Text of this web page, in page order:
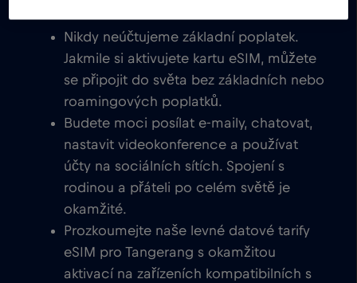
Nikdy neúčtujeme základní poplatek.
Jakmile si aktivujete kartu eSIM, můžete
se připojit do světa bez základních nebo
roamingových poplatků.
Budete moci posílat e-maily, chatovat,
nastavit videokonference a používat
účty na sociálních sítích. Spojení s
rodinou a přáteli po celém světě je
okamžité.
Prozkoumejte naše levné datové tarify
eSIM pro Tangerang s okamžitou
aktivací na zařízeních kompatibilních s